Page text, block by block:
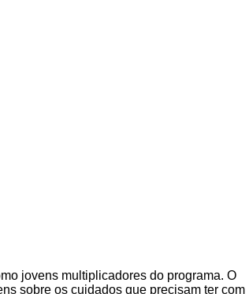
jovens multiplicadores do programa. O
sobre os cuidados que precisam ter com